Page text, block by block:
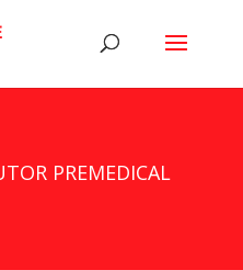
PREMEDICAL